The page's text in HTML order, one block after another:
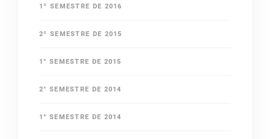
1º SEMESTRE DE 2016
2º SEMESTRE DE 2015
1° SEMESTRE DE 2015
2° SEMESTRE DE 2014
1° SEMESTRE DE 2014